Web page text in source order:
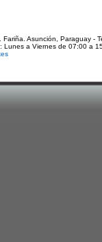
Fariña. Asunción, Paraguay -
Lunes a Viernes de 07:00 a